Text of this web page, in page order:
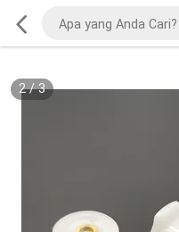
2/3